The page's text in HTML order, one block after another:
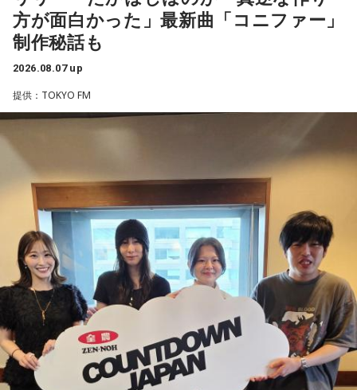
きました」
――石垣島で自主トレをともにした後輩である篠原響投手の
活躍をどうご覧になられましたか？
山田「球速がすごくて、僕も追いつけるように頑張ります」
2試合に登板してみていかがですか？
山田「自分の持ち味が出せて抑えられることができたので、
そこは1番よかったのかなと思います。試合で投げる、野球が
できる感謝というのも再び感じることができましたし、野球
が楽しかったですね」
――今シーズンの登板はまだ2試合ですが、ヒットを1本も打
たれていないです。
山田「そうなんですか？ 何の意識もしていないです（笑）。
1イニングを無失点で抑える。どれだけピンチを作っても無失
点で抑えるというのが中継ぎの仕事なので、それができたと
ン放送をキーステーションに全国ネットで放送。
◎メールテーマ『鬼事』
TVアニメ『逃げ上手の若君』第2期オープニングテーマ「鬼
事」。中島健人はこの「鬼事」を「日々のイラッとした出来
事」や「心がザワザワした、モヤモヤした事」を表す言葉と
してカジュアルに使っています。そんな、あなたの周りで起
きた「鬼事」を教えてください。
中島健人が、どう立ち回ればよかったのか手を差し伸べま
す。
※ メールの件名は「鬼事」でお願いします。
◎コーナー『人生アイズ相談ドラゴン』
「仕事場の上司、良い人なんだけどここが好きになれなく
方が面白かった」最新曲「コニファー」
制作秘話も
2026.08.07 up
提供：TOKYO FM